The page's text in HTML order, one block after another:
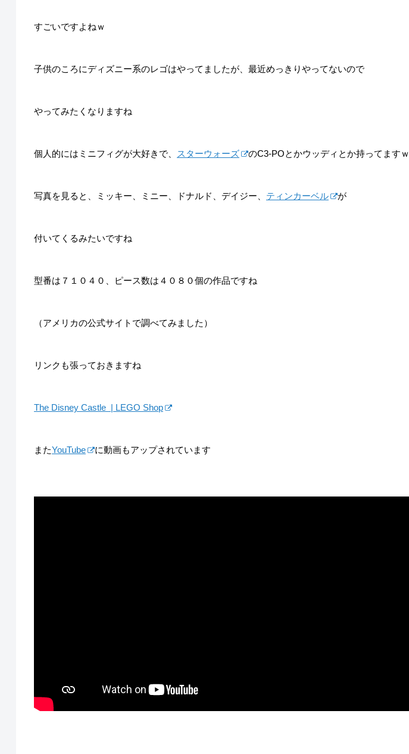
すごいですよねｗ
子供のころにディズニー系のレゴはやってましたが、最近めっきりやってないので
やってみたくなりますね
個人的にはミニフィグが大好きで、 スターウォーズ のC3-POとかウッディとか持ってますｗ
写真を見ると、ミッキー、ミニー、ドナルド、デイジー、 ティンカーベル が
付いてくるみたいですね
型番は７１０４０、ピース数は４０８０個の作品ですね
（アメリカの公式サイトで調べてみました）
リンクも張っておきますね
The Disney Castle | LEGO Shop
またYouTube に動画もアップされています